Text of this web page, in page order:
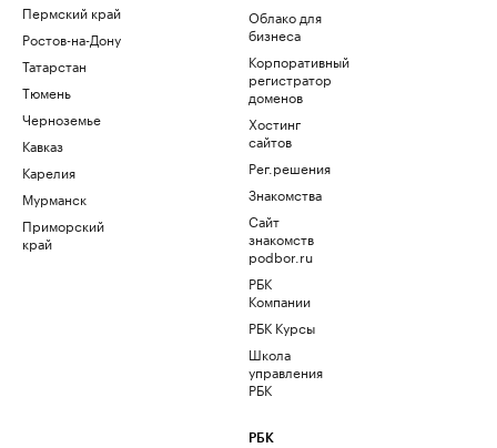
Пермский край
Ростов-на-Дону
Татарстан
Тюмень
Черноземье
Кавказ
Карелия
Мурманск
Приморский
край
Облако для
бизнеса
Корпоративный
регистратор
доменов
Хостинг
сайтов
Рег.решения
Знакомства
Сайт
знакомств
podbor.ru
РБК
Компании
РБК Курсы
Школа
управления
РБК
РБК